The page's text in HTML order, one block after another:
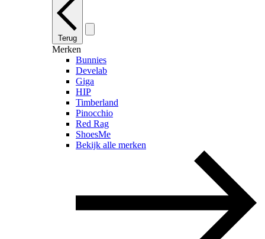
Terug
Merken
Bunnies
Develab
Giga
HIP
Timberland
Pinocchio
Red Rag
ShoesMe
Bekijk alle merken